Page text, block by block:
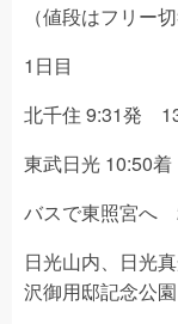
（値段はフリー
1日目
北千住 9:31発
東武日光 10:50
バスで東照宮へ
日光山内、日光
沢御用邸記念公園